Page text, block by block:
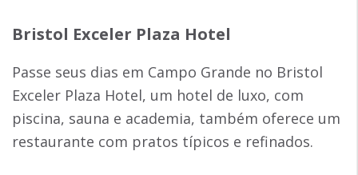
Bristol Exceler Plaza Hotel
Passe seus dias em Campo Grande no Bristol
Exceler Plaza Hotel, um hotel de luxo, com
piscina, sauna e academia, também oferece um
restaurante com pratos típicos e refinados.